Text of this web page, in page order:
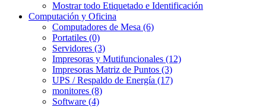
Mostrar todo Etiquetado e Identificación
Computación y Oficina
Computadores de Mesa (6)
Portatiles (0)
Servidores (3)
Impresoras y Mutifuncionales (12)
Impresoras Matriz de Puntos (3)
UPS / Respaldo de Energía (17)
monitores (8)
Software (4)